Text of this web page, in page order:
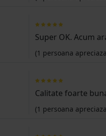
Super OK. Acum
(1 persoana
Calitate foarte
(1 persoana